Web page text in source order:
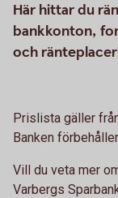
Här hittar du
bankkonton,
och
Prislista gäller
Banken
Vill du veta mer
Varbergs